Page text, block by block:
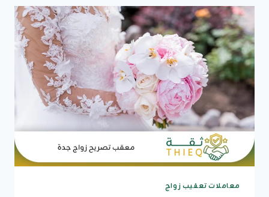
إنجاز
سريع
قانوني
ومضمون
لجميع
معاملاتك
معاملات تعقيب زواج